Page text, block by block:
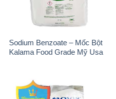
Sodium Benzoate – Mốc Bột
Kalama Food Grade Mỹ Usa